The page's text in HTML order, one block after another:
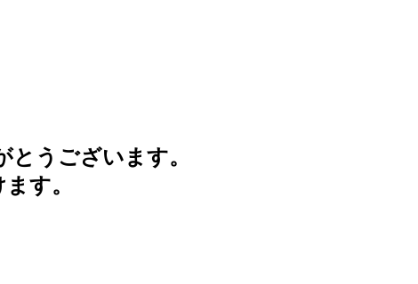
うございます。
す。